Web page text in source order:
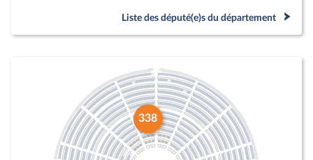
Liste des député(e)s du département
338